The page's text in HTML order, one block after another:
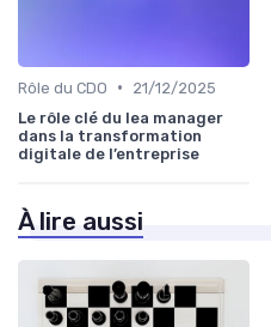
Rôle du CDO •
21/12/2025
Le rôle clé du lea manager
dans la transformation
digitale de l’entreprise
À lire aussi